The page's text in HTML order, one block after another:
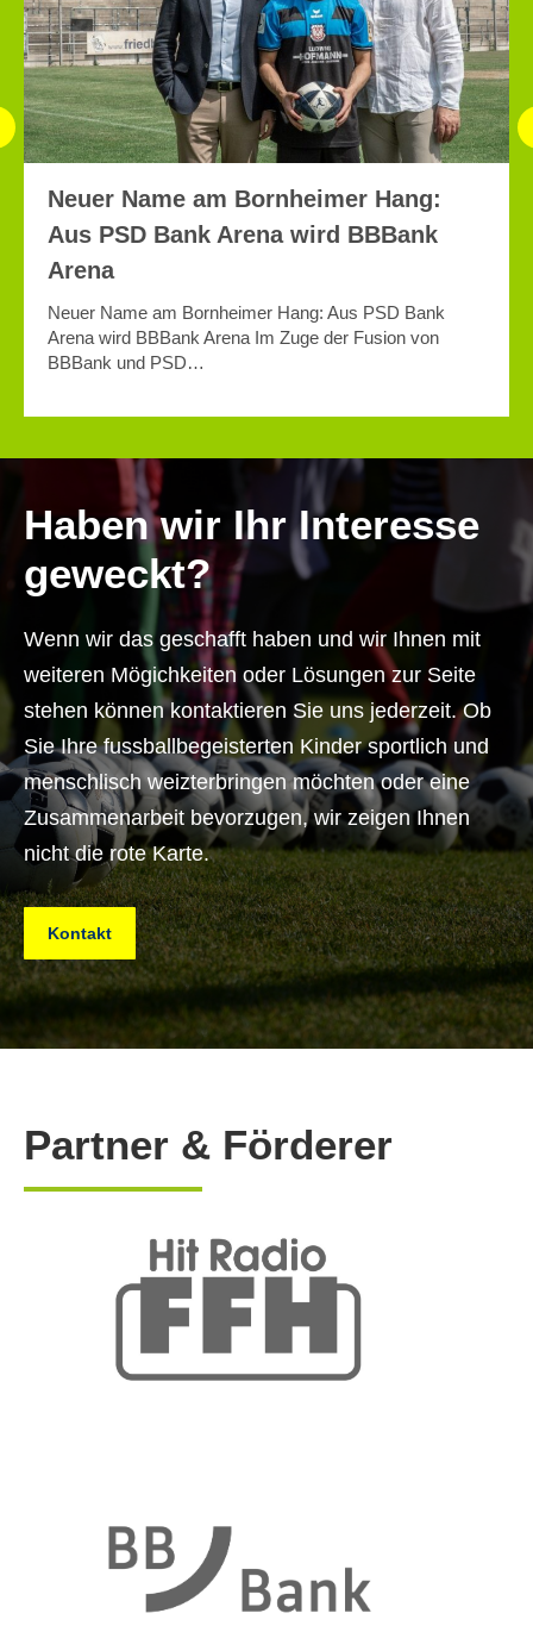
Neuer Name am Bornheimer Hang:
Aus PSD Bank Arena wird BBBank
Arena
Neuer Name am Bornheimer Hang: Aus PSD Bank
Arena wird BBBank Arena Im Zuge der Fusion von
BBBank und PSD…
Haben wir Ihr Interesse
geweckt?
Wenn wir das geschafft haben und wir Ihnen mit
weiteren Mögichkeiten oder Lösungen zur Seite
stehen können kontaktieren Sie uns jederzeit. Ob
Sie Ihre fussballbegeisterten Kinder sportlich und
menschlisch weizterbringen möchten oder eine
Zusammenarbeit bevorzugen, wir zeigen Ihnen
nicht die rote Karte.
Kontakt
Partner & Förderer